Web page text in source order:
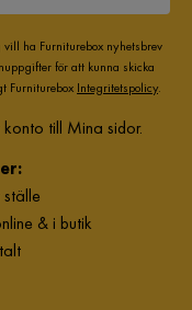
ha Furniturebox nyhetsbrev
för att kunna skicka
Furniturebox Integritetspolicy.
till Mina sidor.
& i butik